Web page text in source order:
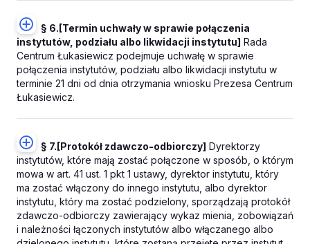
§ 6. [Termin uchwały w sprawie połączenia
instytutów, podziału albo likwidacji instytutu] Rada
Centrum Łukasiewicz podejmuje uchwałę w sprawie
połączenia instytutów, podziału albo likwidacji instytutu w
terminie 21 dni od dnia otrzymania wniosku Prezesa Centrum
Łukasiewicz.
§ 7. [Protokół zdawczo-odbiorczy] Dyrektorzy
instytutów, które mają zostać połączone w sposób, o którym
mowa w art. 41 ust. 1 pkt 1 ustawy, dyrektor instytutu, który
ma zostać włączony do innego instytutu, albo dyrektor
instytutu, który ma zostać podzielony, sporządzają protokół
zdawczo-odbiorczy zawierający wykaz mienia, zobowiązań
i należności łączonych instytutów albo włączanego albo